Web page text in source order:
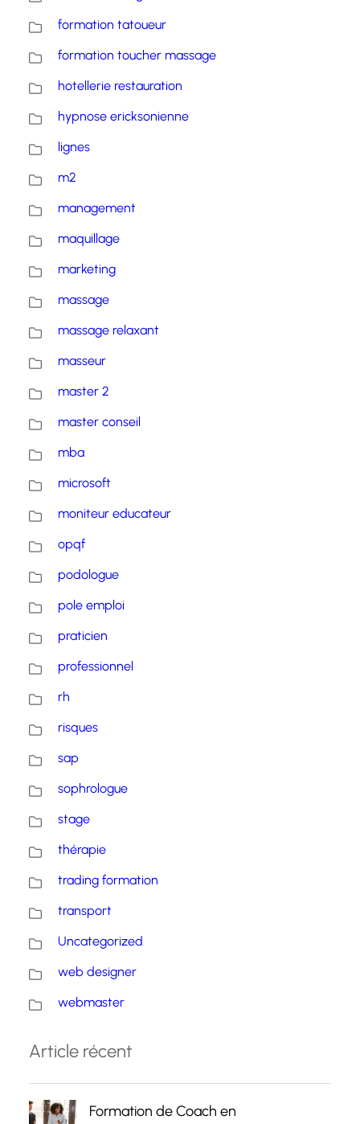
formation tatoueur
formation toucher massage
hotellerie restauration
hypnose ericksonienne
lignes
m2
management
maquillage
marketing
massage
massage relaxant
masseur
master 2
master conseil
mba
microsoft
moniteur educateur
opqf
podologue
pole emploi
praticien
professionnel
rh
risques
sap
sophrologue
stage
thérapie
trading formation
transport
Uncategorized
web designer
webmaster
Article récent
Formation de Coach en